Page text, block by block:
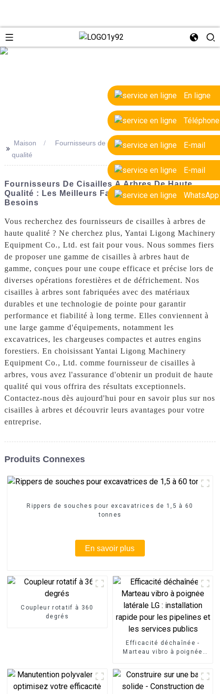
En ligne
Téléphone
E-mail
E-mail
WhatsApp
>>
Maison
Fournisseurs de cisailles à arbres de haute
qualité
Fournisseurs De Cisailles À Arbres De Haute
Qualité : Les Meilleurs Fabricants Pour Vos
Besoins
Vous recherchez des fournisseurs de cisailles à arbres de
haute qualité ? Ne cherchez plus, Yantai Ligong Machinery
Equipment Co., Ltd. est fait pour vous. Nous sommes fiers
de proposer une gamme de cisailles à arbres haut de
gamme, conçues pour une coupe efficace et précise lors de
diverses opérations forestières et de défrichement. Nos
cisailles à arbres sont fabriquées avec des matériaux
durables et une technologie de pointe pour garantir
performance et fiabilité à long terme. Elles conviennent à
une large gamme d'équipements, notamment les
excavatrices, les chargeuses compactes et autres engins
forestiers. En choisissant Yantai Ligong Machinery
Equipment Co., Ltd. comme fournisseur de cisailles à
arbres, vous avez l'assurance d'obtenir un produit de haute
qualité qui vous offrira des résultats exceptionnels.
Contactez-nous dès aujourd'hui pour en savoir plus sur nos
cisailles à arbres et découvrir leurs avantages pour votre
entreprise.
Produits Connexes
Rippers de souches pour excavatrices de 1,5 à 60
tonnes
En savoir plus
Coupleur rotatif à 360
degrés
Efficacité déchaînée -
Marteau vibro à poignée
rapide pour les pipelines et
les services publics